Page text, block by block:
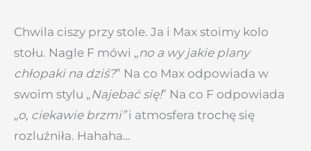
Chwila ciszy przy stole. Ja i Max stoimy kolo
stołu. Nagle F mówi „no a wy jakie plany
chłopaki na dziś?” Na co Max odpowiada w
swoim stylu „Najebać się!” Na co F odpowiada
„o, ciekawie brzmi”i atmosfera trochę się
rozluźniła. Hahaha…